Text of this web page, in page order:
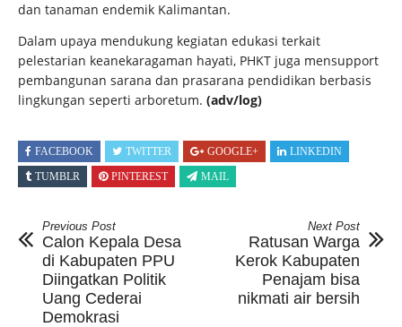
dan tanaman endemik Kalimantan.
Dalam upaya mendukung kegiatan edukasi terkait
pelestarian keanekaragaman hayati, PHKT juga mensupport
pembangunan sarana dan prasarana pendidikan berbasis
lingkungan seperti arboretum. (adv/log)
FACEBOOK TWITTER GOOGLE+
LINKEDIN
TUMBLR
PINTEREST MAIL
Previous Post
Calon Kepala Desa
di Kabupaten PPU
Diingatkan Politik
Uang Cederai
Demokrasi
Next Post
Ratusan Warga
Kerok Kabupaten
Penajam bisa
nikmati air bersih